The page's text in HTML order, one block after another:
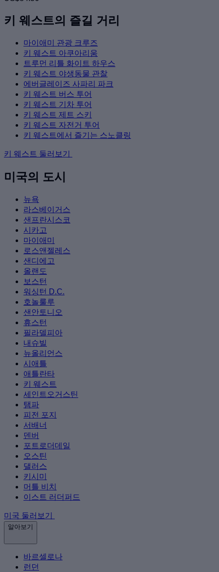
키 웨스트의 즐길 거리
마이애미 관광 크루즈
키 웨스트 아쿠아리움
트루먼 리틀 화이트 하우스
키 웨스트 야생동물 관찰
에버글레이즈 사파리 파크
키 웨스트 버스 투어
키 웨스트 기차 투어
키 웨스트 제트 스키
키 웨스트 자전거 투어
키 웨스트에서 즐기는 스노클링
키 웨스트 둘러보기
미국의 도시
뉴욕
라스베이거스
샌프란시스코
시카고
마이애미
로스앤젤레스
샌디에고
올랜도
보스턴
워싱턴 D.C.
호놀룰루
샌안토니오
휴스턴
필라델피아
내슈빌
뉴올리언스
시애틀
애틀란타
키 웨스트
세인트오거스틴
탬파
피전 포지
서배너
덴버
포트로더데일
오스틴
댈러스
키시미
머틀 비치
이스트 러더퍼드
미국 둘러보기
알아보기
바르셀로나
런던